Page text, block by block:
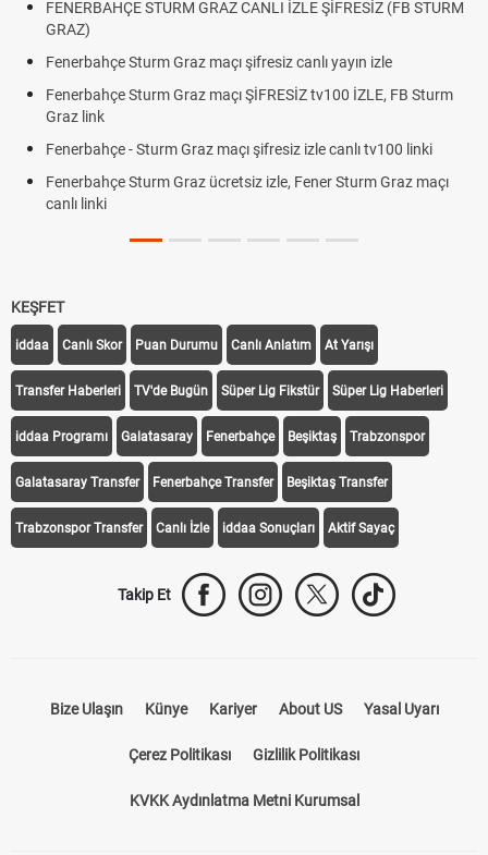
FENERBAHÇE STURM GRAZ CANLI İZLE ŞİFRESİZ (FB STURM
GRAZ)
Fenerbahçe Sturm Graz maçı şifresiz canlı yayın izle
Fenerbahçe Sturm Graz maçı ŞİFRESİZ tv100 İZLE, FB Sturm
Graz link
Fenerbahçe - Sturm Graz maçı şifresiz izle canlı tv100 linki
Fenerbahçe Sturm Graz ücretsiz izle, Fener Sturm Graz maçı
canlı linki
KEŞFET
iddaa Canlı Skor Puan Durumu Canlı Anlatım At Yarışı
Transfer Haberleri TV'de Bugün Süper Lig Fikstür Süper Lig Haberleri
iddaa Programı Galatasaray Fenerbahçe Beşiktaş Trabzonspor
Galatasaray Transfer Fenerbahçe Transfer Beşiktaş Transfer
Trabzonspor Transfer Canlı İzle iddaa Sonuçları Aktif Sayaç
Takip Et
Bize Ulaşın Künye Kariyer About US Yasal Uyarı
Çerez Politikası Gizlilik Politikası
KVKK Aydınlatma Metni Kurumsal